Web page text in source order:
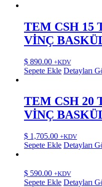
TEM CSH 15
VİNÇ
$ 890.00 +KDV
Sepete Ekle Detayları
TEM CSH 20
VİNÇ
$ 1,705.00 +KDV
Sepete Ekle Detayları
$ 590.00 +KDV
Sepete Ekle Detayları